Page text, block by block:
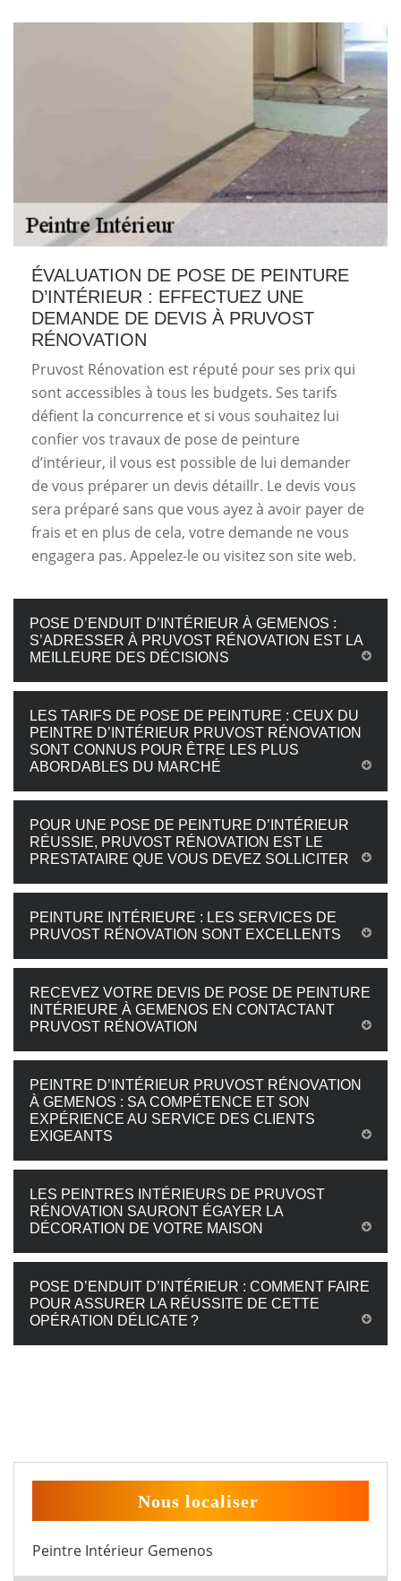
ÉVALUATION DE POSE DE PEINTURE
D’INTÉRIEUR : EFFECTUEZ UNE
DEMANDE DE DEVIS À PRUVOST
RÉNOVATION
Pruvost Rénovation est réputé pour ses prix qui
sont accessibles à tous les budgets. Ses tarifs
défient la concurrence et si vous souhaitez lui
confier vos travaux de pose de peinture
d’intérieur, il vous est possible de lui demander
de vous préparer un devis détaillr. Le devis vous
sera préparé sans que vous ayez à avoir payer de
frais et en plus de cela, votre demande ne vous
engagera pas. Appelez-le ou visitez son site web.
POSE D’ENDUIT D’INTÉRIEUR À GEMENOS :
S’ADRESSER À PRUVOST RÉNOVATION EST LA
MEILLEURE DES DÉCISIONS
LES TARIFS DE POSE DE PEINTURE : CEUX DU
PEINTRE D’INTÉRIEUR PRUVOST RÉNOVATION
SONT CONNUS POUR ÊTRE LES PLUS
ABORDABLES DU MARCHÉ
POUR UNE POSE DE PEINTURE D’INTÉRIEUR
RÉUSSIE, PRUVOST RÉNOVATION EST LE
PRESTATAIRE QUE VOUS DEVEZ SOLLICITER
PEINTURE INTÉRIEURE : LES SERVICES DE
PRUVOST RÉNOVATION SONT EXCELLENTS
RECEVEZ VOTRE DEVIS DE POSE DE PEINTURE
INTÉRIEURE À GEMENOS EN CONTACTANT
PRUVOST RÉNOVATION
PEINTRE D’INTÉRIEUR PRUVOST RÉNOVATION
À GEMENOS : SA COMPÉTENCE ET SON
EXPÉRIENCE AU SERVICE DES CLIENTS
EXIGEANTS
LES PEINTRES INTÉRIEURS DE PRUVOST
RÉNOVATION SAURONT ÉGAYER LA
DÉCORATION DE VOTRE MAISON
POSE D’ENDUIT D’INTÉRIEUR : COMMENT FAIRE
POUR ASSURER LA RÉUSSITE DE CETTE
OPÉRATION DÉLICATE ?
Nous localiser
Peintre Intérieur Gemenos